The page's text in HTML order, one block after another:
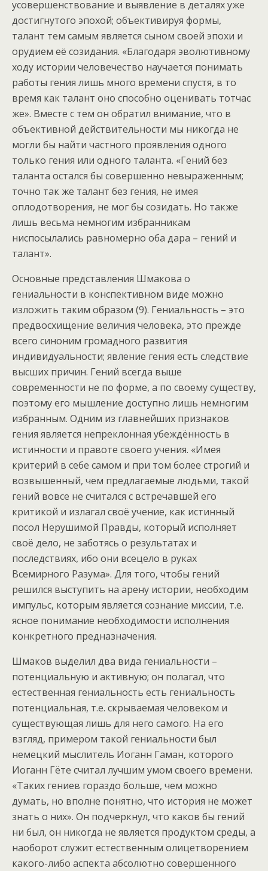
усовершенствование и выявление в деталях уже
достигнутого эпохой; объективируя формы,
талант тем самым является сыном своей эпохи и
орудием её созидания. «Благодаря эволютивному
ходу истории человечество научается понимать
работы гения лишь много времени спустя, в то
время как талант оно способно оценивать тотчас
же». Вместе с тем он обратил внимание, что в
объективной действительности мы никогда не
могли бы найти частного проявления одного
только гения или одного таланта. «Гений без
таланта остался бы совершенно невыраженным;
точно так же талант без гения, не имея
оплодотворения, не мог бы созидать. Но также
лишь весьма немногим избранникам
ниспосылались равномерно оба дара – гений и
талант».
Основные представления Шмакова о
гениальности в конспективном виде можно
изложить таким образом (9). Гениальность – это
предвосхищение величия человека, это прежде
всего синоним громадного развития
индивидуальности; явление гения есть следствие
высших причин. Гений всегда выше
современности не по форме, а по своему существу,
поэтому его мышление доступно лишь немногим
избранным. Одним из главнейших признаков
гения является непреклонная убеждённость в
истинности и правоте своего учения. «Имея
критерий в себе самом и при том более строгий и
возвышенный, чем предлагаемые людьми, такой
гений вовсе не считался с встречавшей его
критикой и излагал своё учение, как истинный
посол Нерушимой Правды, который исполняет
своё дело, не заботясь о результатах и
последствиях, ибо они всецело в руках
Всемирного Разума». Для того, чтобы гений
решился выступить на арену истории, необходим
импульс, которым является сознание миссии, т.е.
ясное понимание необходимости исполнения
конкретного предназначения.
Шмаков выделил два вида гениальности –
потенциальную и активную; он полагал, что
естественная гениальность есть гениальность
потенциальная, т.е. скрываемая человеком и
существующая лишь для него самого. На его
взгляд, примером такой гениальности был
немецкий мыслитель Иоганн Гаман, которого
Иоганн Гёте считал лучшим умом своего времени.
«Таких гениев гораздо больше, чем можно
думать, но вполне понятно, что история не может
знать о них». Он подчеркнул, что каков бы гений
ни был, он никогда не является продуктом среды, а
наоборот служит естественным олицетворением
какого-либо аспекта абсолютно совершенного